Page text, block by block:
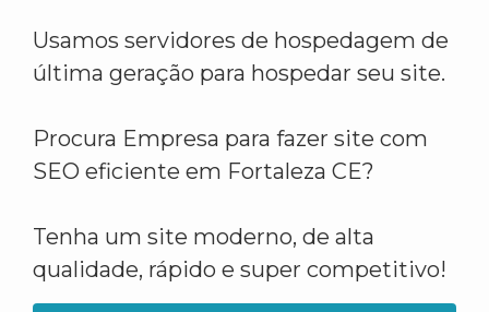
Usamos servidores de hospedagem de
última geração para hospedar seu site.
Procura Empresa para fazer site com
SEO eficiente em Fortaleza CE?
Tenha um site moderno, de alta
qualidade, rápido e super competitivo!